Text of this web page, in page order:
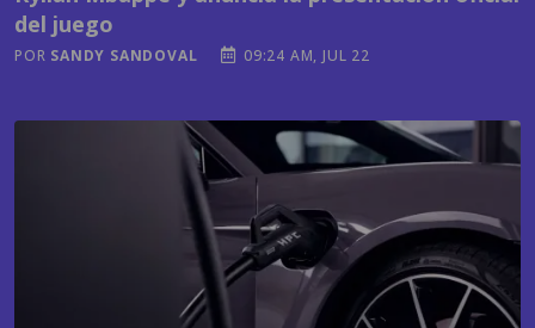
del juego
POR SANDY SANDOVAL 09:24 AM, JUL 22